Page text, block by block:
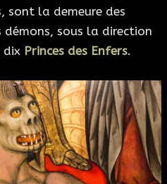
sont la demeure des
sous la direction
dix Princes des Enfers.